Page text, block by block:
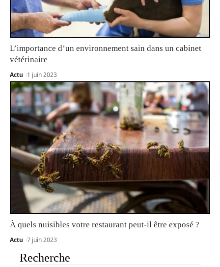
L’importance d’un environnement sain dans un cabinet
vétérinaire
Actu 1 juin 2023
À quels nuisibles votre restaurant peut-il être exposé ?
Actu 7 juin 2023
Recherche